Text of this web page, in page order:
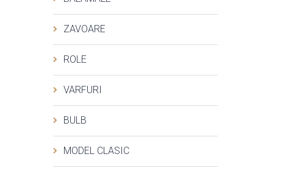
ZAVOARE
ROLE
VARFURI
BULB
MODEL CLASIC